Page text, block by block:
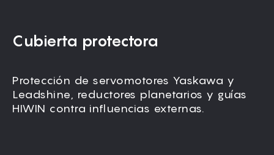
Cubierta protectora
Protección de servomotores Yaskawa y
Leadshine, reductores planetarios y guías
HIWIN contra influencias externas.